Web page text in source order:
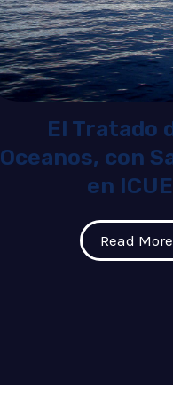
El Tratado
Oceanos, con
en
Read More